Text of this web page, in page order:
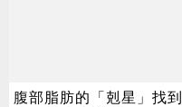
腹部脂肪的「剋星」找